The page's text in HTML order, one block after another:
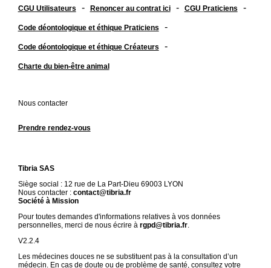
CGU Utilisateurs - Renoncer au contrat ici - CGU Praticiens -
Code déontologique et éthique Praticiens -
Code déontologique et éthique Créateurs -
Charte du bien-être animal
Nous contacter
Prendre rendez-vous
Tibria SAS
Siège social : 12 rue de La Part-Dieu 69003 LYON
Nous contacter : contact@tibria.fr
Société à Mission
Pour toutes demandes d'informations relatives à vos données
personnelles, merci de nous écrire à rgpd@tibria.fr.
V2.2.4
Les médecines douces ne se substituent pas à la consultation d’un
médecin. En cas de doute ou de problème de santé, consultez votre